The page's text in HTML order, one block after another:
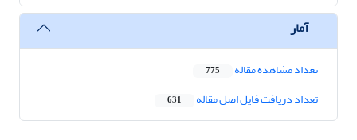
آمار
تعداد مشاهده مقاله 775
تعداد دریافت فایل اصل مقاله 631